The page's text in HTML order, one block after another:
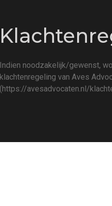
Indien noodzakelijk/gewenst,
klachtenregeling van Aves
(https://avesadvocaten.nl/